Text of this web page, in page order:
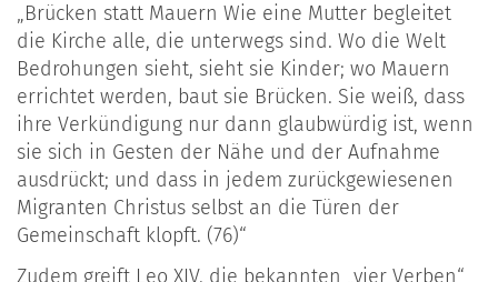
„Brücken statt Mauern Wie eine Mutter begleitet
die Kirche alle, die unterwegs sind. Wo die Welt
Bedrohungen sieht, sieht sie Kinder; wo Mauern
errichtet werden, baut sie Brücken. Sie weiß, dass
ihre Verkündigung nur dann glaubwürdig ist, wenn
sie sich in Gesten der Nähe und der Aufnahme
ausdrückt; und dass in jedem zurückgewiesenen
Migranten Christus selbst an die Türen der
Gemeinschaft klopft. (76)“
Zudem greift Leo XIV. die bekannten „vier Verben“